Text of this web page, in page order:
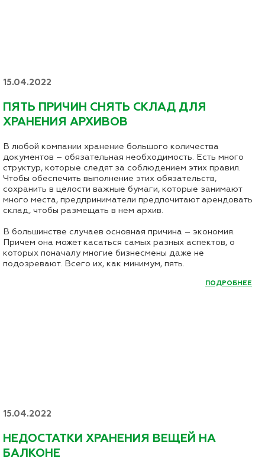
15.04.2022
ПЯТЬ ПРИЧИН СНЯТЬ СКЛАД ДЛЯ
ХРАНЕНИЯ АРХИВОВ
В любой компании хранение большого количества
документов – обязательная необходимость. Есть много
структур, которые следят за соблюдением этих правил.
Чтобы обеспечить выполнение этих обязательств,
сохранить в целости важные бумаги, которые занимают
много места, предприниматели предпочитают арендовать
склад, чтобы размещать в нем архив.
В большинстве случаев основная причина – экономия.
Причем она может касаться самых разных аспектов, о
которых поначалу многие бизнесмены даже не
подозревают. Всего их, как минимум, пять.
ПОДРОБНЕЕ
15.04.2022
НЕДОСТАТКИ ХРАНЕНИЯ ВЕЩЕЙ НА
БАЛКОНЕ